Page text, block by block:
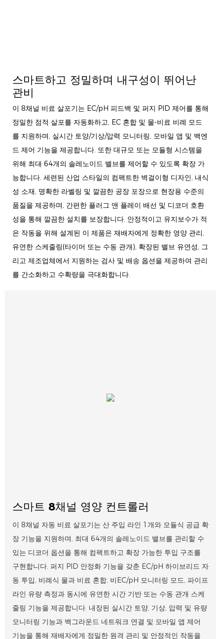
스마트하고 정밀하며 내구성이 뛰어난
관비
이 8채널 비료 살포기는 EC/pH 피드백 및 퍼지 PID 제어를 통해
정밀한 점적 살포를 자동화하고, EC 혼합 및 물-비료 비례 모드
를 지원하며, 실시간 토양/기상/압력 모니터링, 모바일 앱 및 백엔
드 제어 기능을 제공합니다. 또한 대규모 또는 모듈형 시스템을
위해 최대 64개의 솔레노이드 밸브를 제어할 수 있도록 확장 가
능합니다. 세련된 산업 스타일의 컴팩트한 벽걸이형 디자인, 내식
성 소재, 명확한 라벨링 및 깔끔한 공장 포장으로 현장용 수준의
품질을 제공하며, 간편한 플러그 앤 플레이 배선 및 디코더 호환
성을 통해 깔끔한 설치를 보장합니다. 안정적이고 유지보수가 적
은 작동을 위해 설계된 이 제품은 재배자에게 정확한 영양 관리,
유연한 스케줄링(타이머 또는 수동 관개), 확장된 밸브 유연성, 그
리고 제조업체에서 지원하는 검사 및 배송 옵션을 제공하여 관리
를 간소화하고 수확량을 극대화합니다.
스마트 8채널 영양 컨트롤러
이 8채널 자동 비료 살포기는 산 주입 라인 1개와 모듈식 공급 확
장 기능을 지원하며, 최대 64개의 솔레노이드 밸브를 관리할 수
있는 디코더 옵션을 통해 컴팩트하고 확장 가능한 투입 구조를
구현합니다. 퍼지 PID 안정화 기능을 갖춘 EC/pH 하이브리드 자
동 투입, 비례식 물과 비료 혼합, 비EC/pH 모니터링 모드, 파이프
라인 유량 측정과 동시에 유연한 시간 기반 또는 수동 관개 스케
줄링 기능을 제공합니다. 내장된 실시간 토양, 기상, 압력 및 유량
모니터링 기능과 백그라운드 네트워크 연결 및 모바일 앱 제어
기능을 통해 재배자에게 정밀한 원격 관리 및 안정적인 작동을